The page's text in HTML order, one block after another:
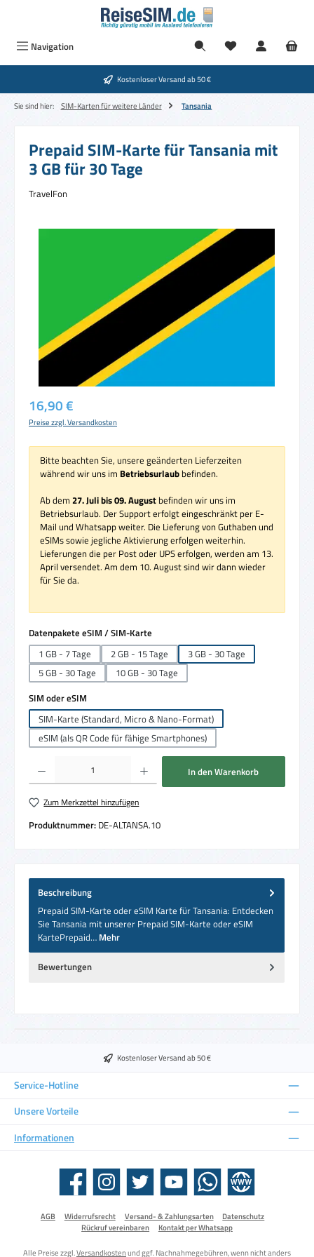
Zum Hauptinhalt springen
Navigation
Kostenloser Versand ab 50 €
Sie sind hier: SIM-Karten für weitere Länder Tansania
Prepaid SIM-Karte für Tansania mit
3 GB für 30 Tage
TravelFon
Regulärer Preis:
16,90 €
Preise zzgl. Versandkosten
Bitte beachten Sie, unsere geänderten Lieferzeiten
während wir uns im Betriebsurlaub befinden.
Ab dem 27. Juli bis 09. August befinden wir uns im
Betriebsurlaub. Der Support erfolgt eingeschränkt per E-
Mail und Whatsapp weiter. Die Lieferung von Guthaben und
eSIMs sowie jegliche Aktivierung erfolgen weiterhin.
Lieferungen die per Post oder UPS erfolgen, werden am 13.
April versendet. Am dem 10. August sind wir dann wieder
für Sie da.
Datenpakete eSIM / SIM-Karte
1 GB - 7 Tage
2 GB - 15 Tage
3 GB - 30 Tage
5 GB - 30 Tage
10 GB - 30 Tage
SIM oder eSIM
SIM-Karte (Standard, Micro & Nano-Format)
eSIM (als QR Code für fähige Smartphones)
Produkt Anzahl: Gib den gewünschten Wert ein oder benutze die Schaltflächen um
In den Warenkorb
Zum Merkzettel hinzufügen
Produktnummer: DE-ALTANSA.10
Beschreibung
Prepaid SIM-Karte oder eSIM Karte für Tansania: Entdecken
Sie Tansania mit unserer Prepaid SIM-Karte oder eSIM
KartePrepaid… Mehr
Bewertungen
Kostenloser Versand ab 50 €
Service-Hotline
Unsere Vorteile
Informationen
Facebook Instagram Twitter YouTube WhatsApp Website
AGB Widerrufsrecht Versand- & Zahlungsarten
Datenschutz
Rückruf vereinbaren
Kontakt per Whatsapp
Alle Preise zzgl.Versandkostenund ggf. Nachnahmegebühren, wenn nicht anders